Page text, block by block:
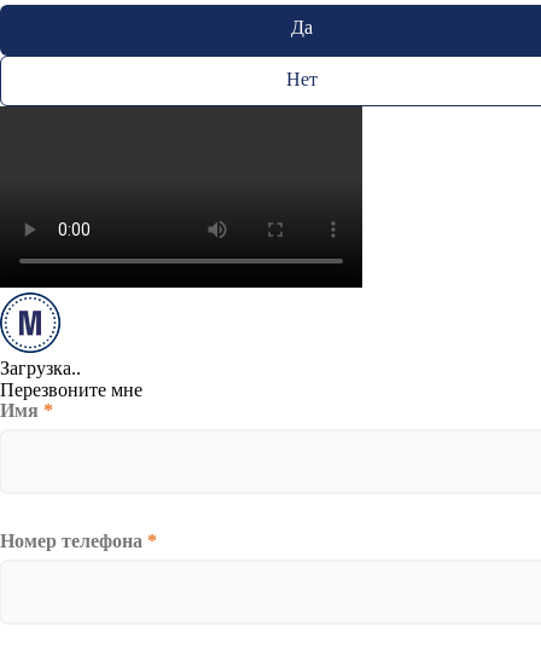
Да
Нет
Загрузка..
Перезвоните мне
Имя *
Номер телефона *